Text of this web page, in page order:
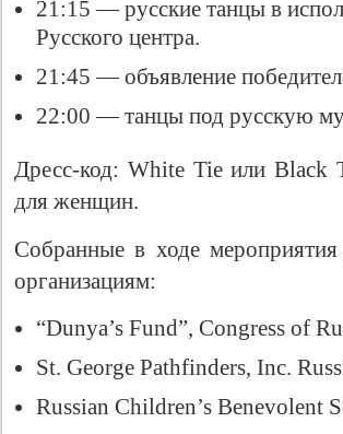
21:15 — русские танцы в
Русского центра.
21:45 — объявление
22:00 — танцы под русскую
Дресс-код: White Tie или
для женщин.
Собранные в ходе
организациям:
“Dunya’s Fund”, Congress of
St. George Pathfinders, Inc.
Russian Children’s Benevolent